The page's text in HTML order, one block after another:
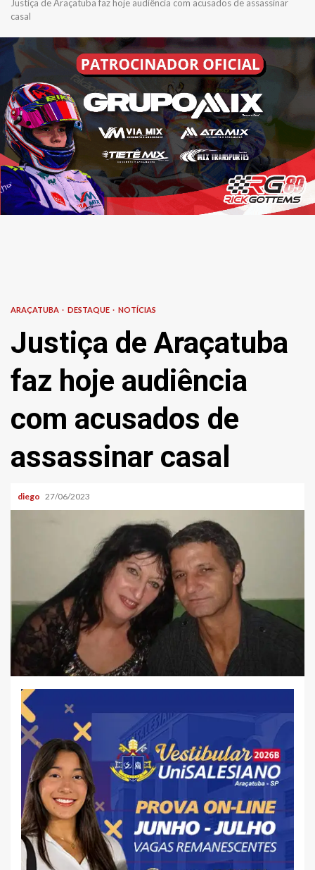
Justiça de Araçatuba faz hoje audiência com acusados de assassinar
casal
ARAÇATUBA DESTAQUE NOTÍCIAS
Justiça de Araçatuba
faz hoje audiência
com acusados de
assassinar casal
diego 27/06/2023